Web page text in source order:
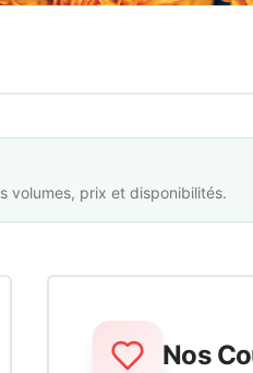
volumes, prix et disponibilités.
Nos